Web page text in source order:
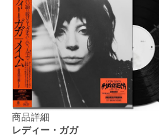
商品詳細
レディー・ガガ